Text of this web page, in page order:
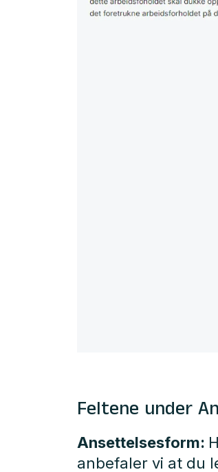
Feltene under
Ansettelsesform:
anbefaler vi at du